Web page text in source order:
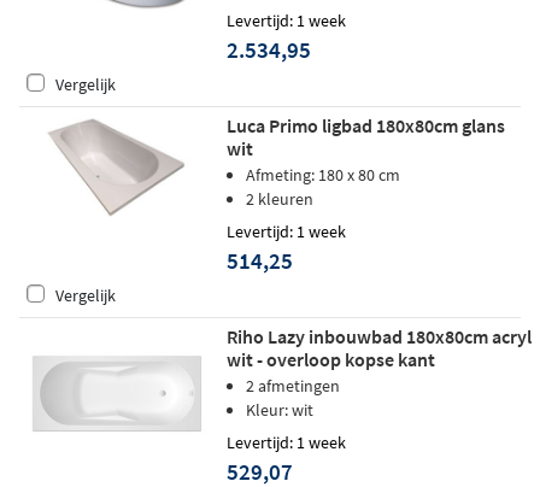
Levertijd: 1 week
2.534,95
Vergelijk
Luca Primo ligbad 180x80cm glans
wit
Afmeting: 180 x 80 cm
2 kleuren
Levertijd: 1 week
514,25
Vergelijk
Riho Lazy inbouwbad 180x80cm acryl
wit - overloop kopse kant
2 afmetingen
Kleur: wit
Levertijd: 1 week
529,07